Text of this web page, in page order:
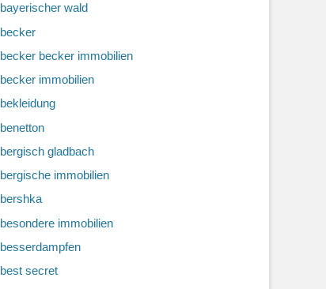
bayerischer wald
becker
becker becker immobilien
becker immobilien
bekleidung
benetton
bergisch gladbach
bergische immobilien
bershka
besondere immobilien
besserdampfen
best secret